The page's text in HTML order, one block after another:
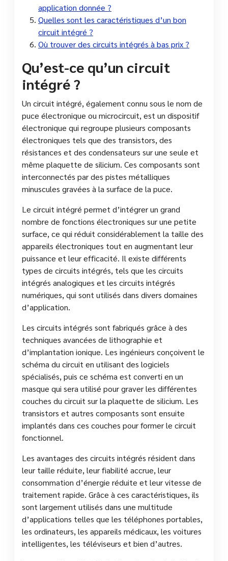
application donnée ?
Quelles sont les caractéristiques d’un bon
circuit intégré ?
Où trouver des circuits intégrés à bas prix ?
Qu’est-ce qu’un circuit
intégré ?
Un circuit intégré, également connu sous le nom de
puce électronique ou microcircuit, est un dispositif
électronique qui regroupe plusieurs composants
électroniques tels que des transistors, des
résistances et des condensateurs sur une seule et
même plaquette de silicium. Ces composants sont
interconnectés par des pistes métalliques
minuscules gravées à la surface de la puce.
Le circuit intégré permet d’intégrer un grand
nombre de fonctions électroniques sur une petite
surface, ce qui réduit considérablement la taille des
appareils électroniques tout en augmentant leur
puissance et leur efficacité. Il existe différents
types de circuits intégrés, tels que les circuits
intégrés analogiques et les circuits intégrés
numériques, qui sont utilisés dans divers domaines
d’application.
Les circuits intégrés sont fabriqués grâce à des
techniques avancées de lithographie et
d’implantation ionique. Les ingénieurs conçoivent le
schéma du circuit en utilisant des logiciels
spécialisés, puis ce schéma est converti en un
masque qui sera utilisé pour graver les différentes
couches du circuit sur la plaquette de silicium. Les
transistors et autres composants sont ensuite
implantés dans ces couches pour former le circuit
fonctionnel.
Les avantages des circuits intégrés résident dans
leur taille réduite, leur fiabilité accrue, leur
consommation d’énergie réduite et leur vitesse de
traitement rapide. Grâce à ces caractéristiques, ils
sont largement utilisés dans une multitude
d’applications telles que les téléphones portables,
les ordinateurs, les appareils médicaux, les voitures
intelligentes, les téléviseurs et bien d’autres.